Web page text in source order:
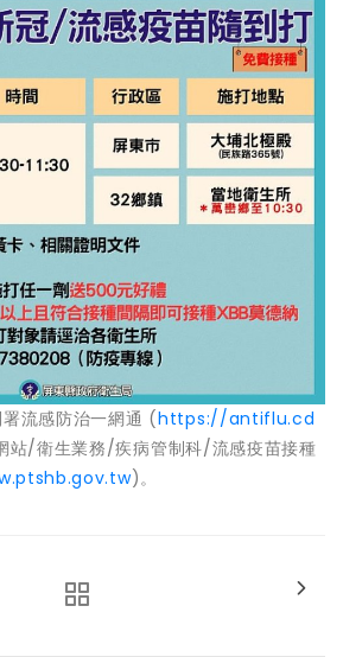
流感防治一網通 (https://antiflu.cd
站/衛生業務/疾病管制科/流感疫苗接種
)。